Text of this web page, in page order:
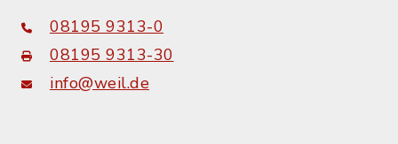
08195 9313-0
08195 9313-30
info@weil.de